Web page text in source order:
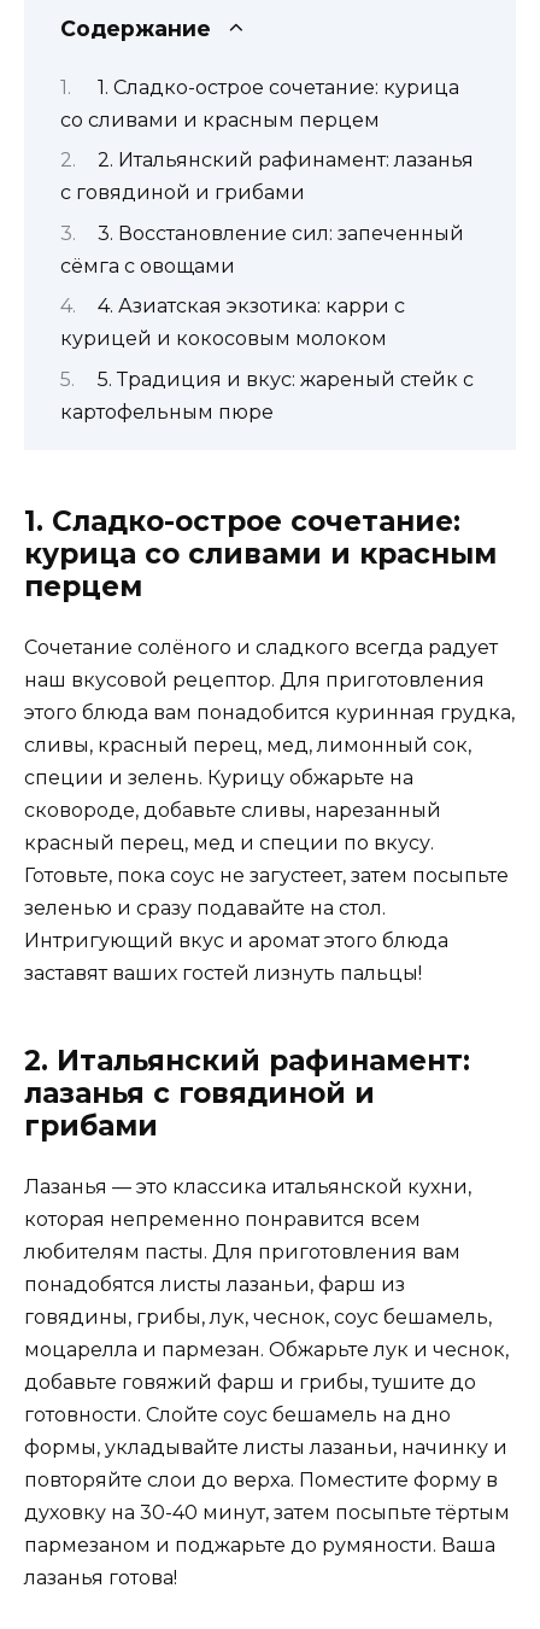
Содержание
1. Сладко-острое сочетание: курица
со сливами и красным перцем
2. Итальянский рафинамент: лазанья
с говядиной и грибами
3. Восстановление сил: запеченный
сёмга с овощами
4. Азиатская экзотика: карри с
курицей и кокосовым молоком
5. Традиция и вкус: жареный стейк с
картофельным пюре
1. Сладко-острое сочетание:
курица со сливами и красным
перцем
Сочетание солёного и сладкого всегда радует
наш вкусовой рецептор. Для приготовления
этого блюда вам понадобится куринная грудка,
сливы, красный перец, мед, лимонный сок,
специи и зелень. Курицу обжарьте на
сковороде, добавьте сливы, нарезанный
красный перец, мед и специи по вкусу.
Готовьте, пока соус не загустеет, затем посыпьте
зеленью и сразу подавайте на стол.
Интригующий вкус и аромат этого блюда
заставят ваших гостей лизнуть пальцы!
2. Итальянский рафинамент:
лазанья с говядиной и
грибами
Лазанья — это классика итальянской кухни,
которая непременно понравится всем
любителям пасты. Для приготовления вам
понадобятся листы лазаньи, фарш из
говядины, грибы, лук, чеснок, соус бешамель,
моцарелла и пармезан. Обжарьте лук и чеснок,
добавьте говяжий фарш и грибы, тушите до
готовности. Слойте соус бешамель на дно
формы, укладывайте листы лазаньи, начинку и
повторяйте слои до верха. Поместите форму в
духовку на 30-40 минут, затем посыпьте тёртым
пармезаном и поджарьте до румяности. Ваша
лазанья готова!